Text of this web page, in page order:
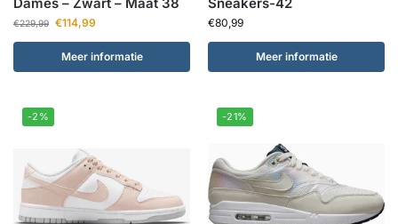
€229,99 €114,99
Meer informatie
€80,99
Meer informatie
-2% -21%